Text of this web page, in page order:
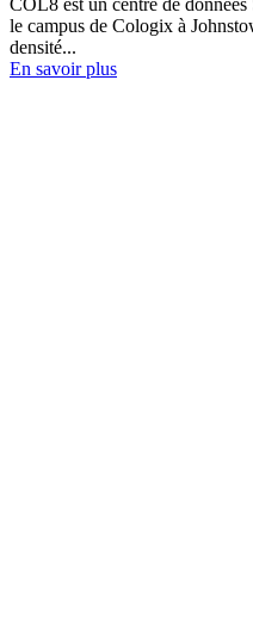
le campus de Cologix à
densité...
En savoir plus